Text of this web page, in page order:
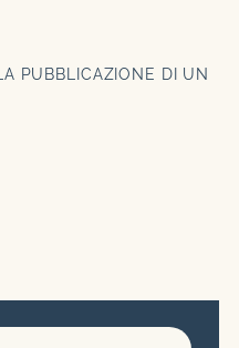
PUBBLICAZIONE DI UN